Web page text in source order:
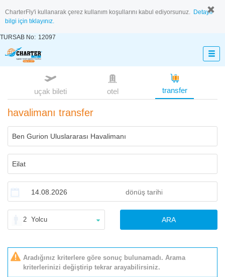
CharterFly'i kullanarak çerez kullanım koşullarını kabul ediyorsunuz. Detaylı
bilgi için tıklayınız.
TURSAB No: 12097
uçak bileti otel transfer
havalimanı transfer
2 Yolcu ARA
Aradığınız kriterlere göre sonuç bulunamadı. Arama
kriterlerinizi değiştirip tekrar arayabilirsiniz.